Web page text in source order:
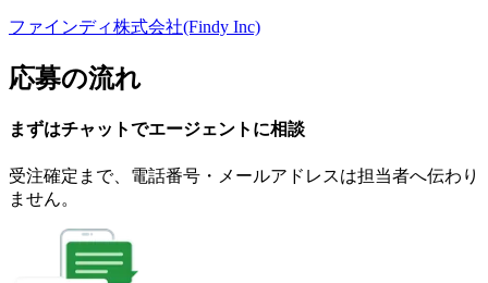
ファインディ株式会社(Findy Inc)
応募の流れ
まずはチャットでエージェント に相談
受注確定まで、 電話番号・メールアドレスは担当者へ伝わり
ません。